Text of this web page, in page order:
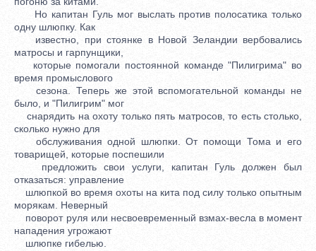
Но капитан Гуль мог выслать против полосатика только
одну шлюпку. Как
известно, при стоянке в Новой Зеландии вербовались
матросы и гарпунщики,
которые помогали постоянной команде "Пилигрима" во
время промыслового
сезона. Теперь же этой вспомогательной команды не
было, и "Пилигрим" мог
снарядить на охоту только пять матросов, то есть столько,
сколько нужно для
обслуживания одной шлюпки. От помощи Тома и его
товарищей, которые поспешили
предложить свои услуги, капитан Гуль должен был
отказаться: управление
шлюпкой во время охоты на кита под силу только опытным
морякам. Неверный
поворот руля или несвоевременный взмах-весла в момент
нападения угрожают
шлюпке гибелью.